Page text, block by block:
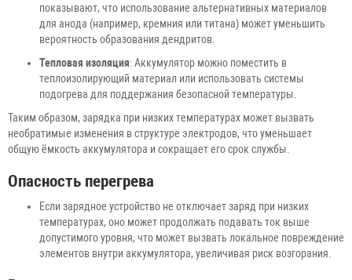
показывают, что использование альтернативных материалов
для анода (например, кремния или титана) может уменьшить
вероятность образования дендритов.
Тепловая изоляция: Аккумулятор можно поместить в
теплоизолирующий материал или использовать системы
подогрева для поддержания безопасной температуры.
Таким образом, зарядка при низких температурах может вызвать
необратимые изменения в структуре электродов, что уменьшает
общую ёмкость аккумулятора и сокращает его срок службы.
Опасность перегрева
Если зарядное устройство не отключает заряд при низких
температурах, оно может продолжать подавать ток выше
допустимого уровня, что может вызвать локальное повреждение
элементов внутри аккумулятора, увеличивая риск возгорания.